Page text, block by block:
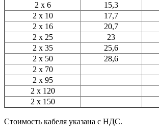
2 x 6
15,3
2 x 10
17,7
2 x 16
20,7
2 x 25
23
2 x 35
25,6
2 x 50
28,6
2 x 70
2 x 95
2 x 120
2 x 150
Стоимость кабеля указана с НДС.